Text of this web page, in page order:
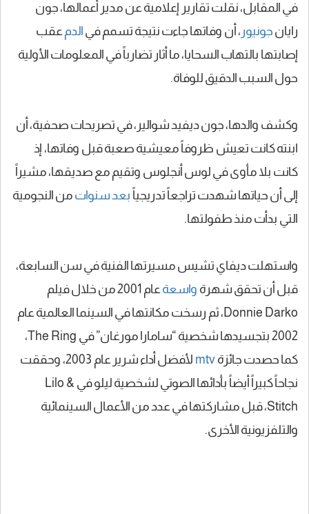
في المقابل، نقلت تقارير إعلامية عن مدير أعمالها، جون
رايان جونيور ، أن وفاتها جاءت نتيجة تسمم في الدمعقب
إصابتها بالتهاب السحايا، ما أثار تضارباً في المعلومات الأولية
حول السبب الدقيق للوفاة.
وكشف والدها، جون ديفيد شوالير، في تصريحات صحفية، أن
ابنته كانت تعيش ظروفاً معيشية صعبة قبل وفاتها، إذ
كانت بلا مأوى في لوس أنجلوس وتقيم مع صديقها، مشيراً
إلى أن حياتها شهدت تراجعاً تدريجياً بعد سنوات من النجومية
التي بدأت منذ طفولتها.
واستهلت ديفاي تشيس مسيرتها الفنية في سن السابعة،
قبل أن تحقق شهرة واسعة
عام 2001 من خلال فيلم
Donnie Darko، ثم رسخت مكانتها في السينما العالمية عام
2002 بتجسيدها شخصية “سامارا مورغان” في The Ring،
كما حصدت جائزة mtv
لأفضل أداء شرير عام 2003، وحققت
نجاحاً كبيراً أيضاً بأدائها الصوتي لشخصية ليلو في Lilo &
Stitch، قبل مشاركتها في عدد من الأعمال السينمائية
والتلفزيونية الأخرى.